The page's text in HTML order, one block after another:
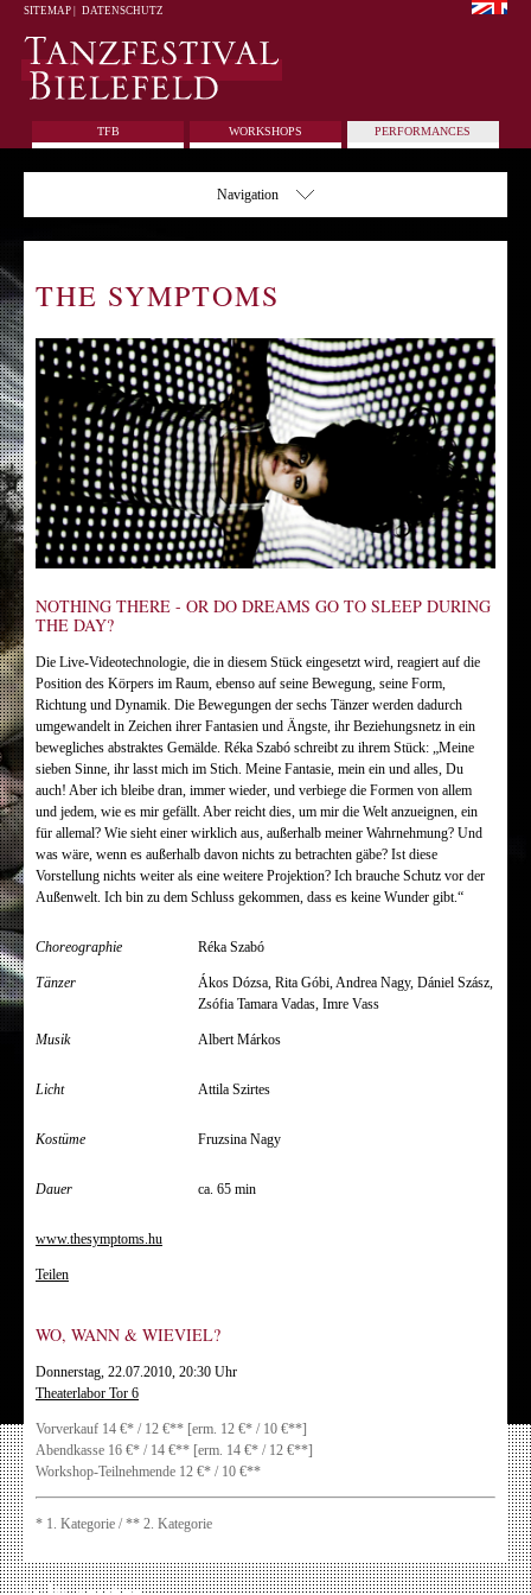
SITEMAP DATENSCHUTZ
TFB WORKSHOPS PERFORMANCES
Navigation
THE SYMPTOMS
NOTHING THERE - OR DO DREAMS GO TO SLEEP DURING
THE DAY?
Die Live-Videotechnologie, die in diesem Stück eingesetzt wird, reagiert auf die
Position des Körpers im Raum, ebenso auf seine Bewegung, seine Form,
Richtung und Dynamik. Die Bewegungen der sechs Tänzer werden dadurch
umgewandelt in Zeichen ihrer Fantasien und Ängste, ihr Beziehungsnetz in ein
bewegliches abstraktes Gemälde. Réka Szabó schreibt zu ihrem Stück: „Meine
sieben Sinne, ihr lasst mich im Stich. Meine Fantasie, mein ein und alles, Du
auch! Aber ich bleibe dran, immer wieder, und verbiege die Formen von allem
und jedem, wie es mir gefällt. Aber reicht dies, um mir die Welt anzueignen, ein
für allemal? Wie sieht einer wirklich aus, außerhalb meiner Wahrnehmung? Und
was wäre, wenn es außerhalb davon nichts zu betrachten gäbe? Ist diese
Vorstellung nichts weiter als eine weitere Projektion? Ich brauche Schutz vor der
Außenwelt. Ich bin zu dem Schluss gekommen, dass es keine Wunder gibt.“
Choreographie Réka Szabó
Tänzer
Ákos Dózsa, Rita Góbi, Andrea Nagy, Dániel Szász,
Zsófia Tamara Vadas, Imre Vass
Musik Albert Márkos
Licht Attila Szirtes
Kostüme Fruzsina Nagy
Dauer ca. 65 min
www.thesymptoms.hu
Teilen
WO, WANN & WIEVIEL?
Donnerstag, 22.07.2010, 20:30 Uhr
Theaterlabor Tor 6
Vorverkauf 14 €* / 12 €** [erm. 12 €* / 10 €**]
Abendkasse 16 €* / 14 €** [erm. 14 €* / 12 €**]
Workshop-Teilnehmende 12 €* / 10 €**
* 1. Kategorie / ** 2. Kategorie